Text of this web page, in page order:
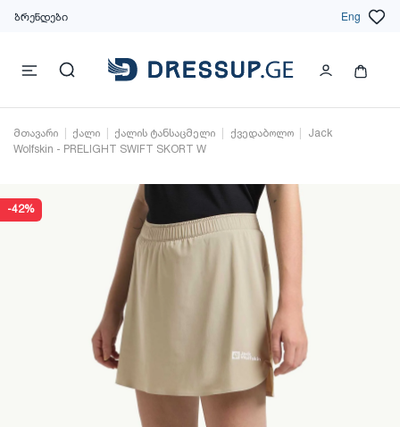
ბრენდები Eng
მთავარი ქალი ქალის ტანსაცმელი ქვედაბოლო
Jack
Wolfskin - PRELIGHT SWIFT SKORT W
-42%